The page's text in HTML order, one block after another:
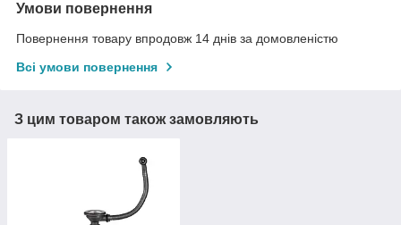
Умови повернення
Повернення товару впродовж 14 днів за домовленістю
Всі умови повернення
З цим товаром також замовляють